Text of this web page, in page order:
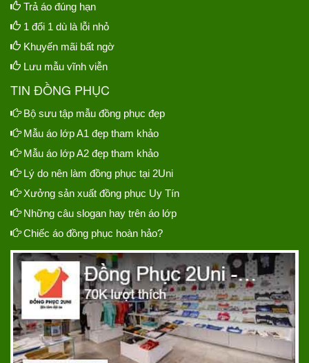
Trả áo đúng hạn
1 đổi 1 dù là lỗi nhỏ
Khuyến mãi bất ngờ
Lưu mẫu vĩnh viễn
TIN ĐỒNG PHỤC
Bộ sưu tập mẫu đồng phục đẹp
Mẫu áo lớp A1 đẹp tham khảo
Mẫu áo lớp A2 đẹp tham khảo
Lý do nên làm đồng phục tại 2Uni
Xưởng sản xuất đồng phục Uy Tín
Những câu slogan hay trên áo lớp
Chiếc áo đồng phục hoàn hảo?